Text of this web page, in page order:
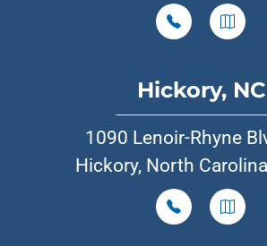
Hickory, NC
1090 Lenoir-Rhyne
Hickory, North